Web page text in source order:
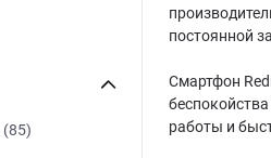
(85)
постоянной
Смартфон
работы и